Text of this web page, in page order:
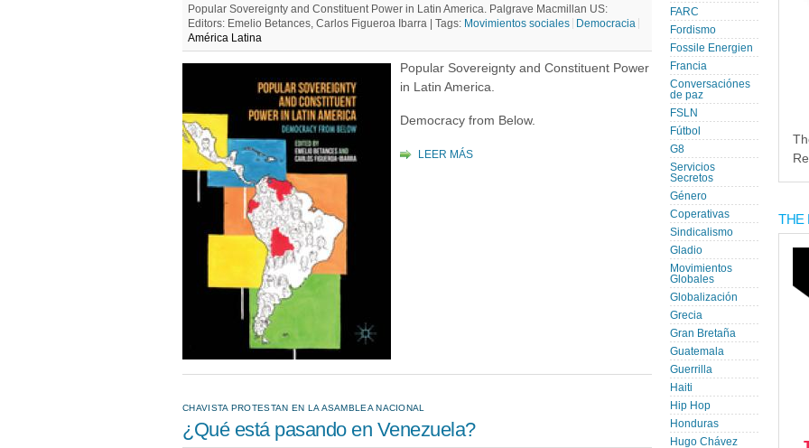
Popular Sovereignty and Constituent Power in Latin America. Palgrave Macmillan US:
Editors: Emelio Betances, Carlos Figueroa Ibarra | Tags: Movimientos sociales
Democracia
América Latina
Popular Sovereignty and Constituent Power
in Latin America.
Democracy from Below.
LEER MÁS
CHAVISTA PROTESTAN EN LA ASAMBLEA NACIONAL
¿Qué está pasando en Venezuela?
FARC
Fordismo
Fossile Energien
Francia
Conversaciónes
de paz
FSLN
Fútbol
G8
Servicios
Secretos
Género
Coperativas
Sindicalismo
Gladio
Movimientos
Globales
Globalización
Grecia
Gran Bretaña
Guatemala
Guerrilla
Haiti
Hip Hop
Honduras
Hugo Chávez
THE